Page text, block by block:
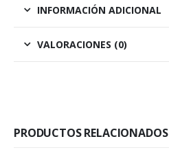
INFORMACIÓN ADICIONAL
VALORACIONES (0)
PRODUCTOS RELACIONADOS